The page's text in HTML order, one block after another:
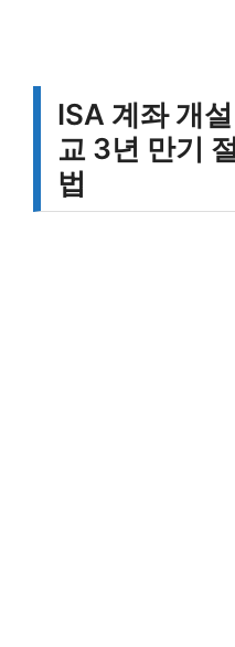
ISA 계좌 개
교 3년 만기
법